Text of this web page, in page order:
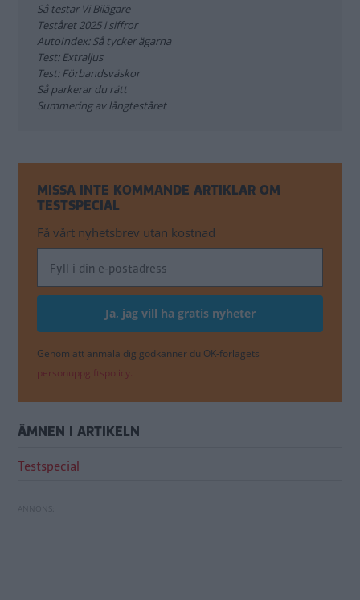
Så testar Vi Bilägare
Teståret 2025 i siffror
AutoIndex: Så tycker ägarna
Test: Extraljus
Test: Förbandsväskor
Så parkerar du rätt
Summering av långteståret
MISSA INTE KOMMANDE ARTIKLAR OM
TESTSPECIAL
Få vårt nyhetsbrev utan kostnad
Genom att anmäla dig godkänner du OK-förlagets
personuppgiftspolicy.
ÄMNEN I ARTIKELN
Testspecial